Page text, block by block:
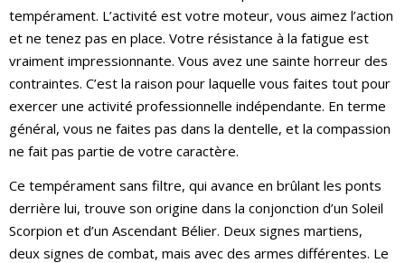
tempérament. L’activité est votre moteur, vous aimez l’action
et ne tenez pas en place. Votre résistance à la fatigue est
vraiment impressionnante. Vous avez une sainte horreur des
contraintes. C’est la raison pour laquelle vous faites tout pour
exercer une activité professionnelle indépendante. En terme
général, vous ne faites pas dans la dentelle, et la compassion
ne fait pas partie de votre caractère.
Ce tempérament sans filtre, qui avance en brûlant les ponts
derrière lui, trouve son origine dans la conjonction d’un Soleil
Scorpion et d’un Ascendant Bélier. Deux signes martiens,
deux signes de combat, mais avec des armes différentes. Le